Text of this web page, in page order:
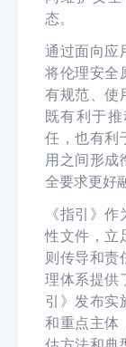
态。
通过面向应
将伦理安全
有规范、使
既有利于
任，也有利
用之间形成
全要求更好
《指引》
性文件，立
则传导和责
理体系提供
引》发布实
和重点主体